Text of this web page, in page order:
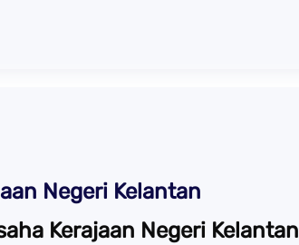
Negeri Kelantan
Kerajaan Negeri Kelantan